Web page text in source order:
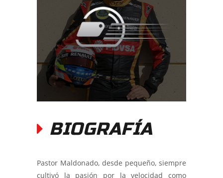
BIOGRAFÍA
Pastor Maldonado, desde pequeño, siempre
cultivó la pasión por la velocidad como